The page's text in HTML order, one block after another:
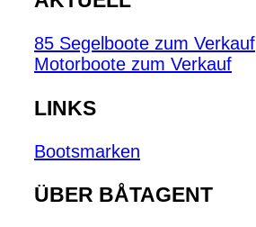
85 Segelboote zum Verkauf
Motorboote zum Verkauf
LINKS
Bootsmarken
ÜBER BÅTAGENT